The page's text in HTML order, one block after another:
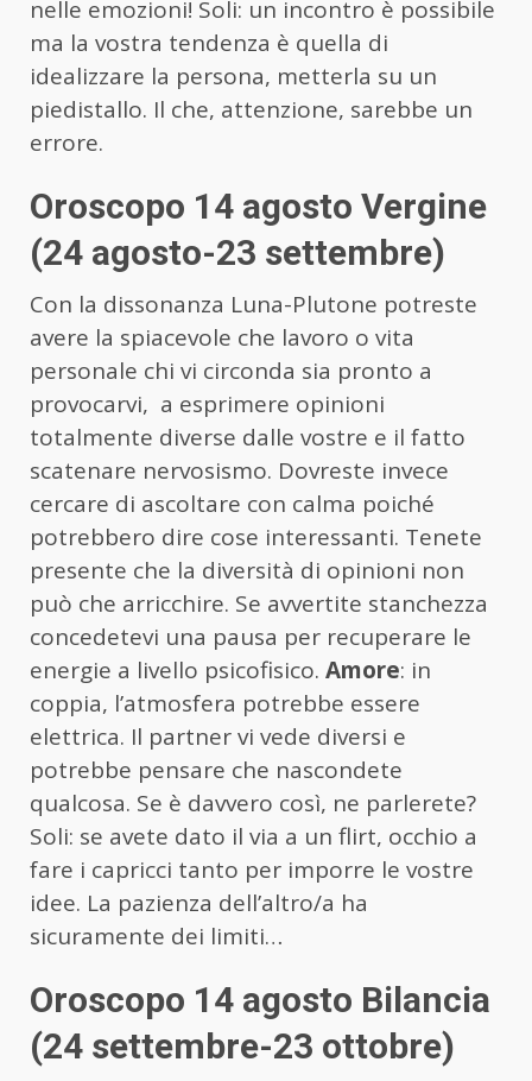
nelle emozioni! Soli: un incontro è possibile
ma la vostra tendenza è quella di
idealizzare la persona, metterla su un
piedistallo. Il che, attenzione, sarebbe un
errore.
Oroscopo 14 agosto Vergine
(24 agosto-23 settembre)
Con la dissonanza Luna-Plutone potreste
avere la spiacevole che lavoro o vita
personale chi vi circonda sia pronto a
provocarvi, a esprimere opinioni
totalmente diverse dalle vostre e il fatto
scatenare nervosismo. Dovreste invece
cercare di ascoltare con calma poiché
potrebbero dire cose interessanti. Tenete
presente che la diversità di opinioni non
può che arricchire. Se avvertite stanchezza
concedetevi una pausa per recuperare le
energie a livello psicofisico. Amore: in
coppia, l’atmosfera potrebbe essere
elettrica. Il partner vi vede diversi e
potrebbe pensare che nascondete
qualcosa. Se è davvero così, ne parlerete?
Soli: se avete dato il via a un flirt, occhio a
fare i capricci tanto per imporre le vostre
idee. La pazienza dell’altro/a ha
sicuramente dei limiti…
Oroscopo 14 agosto Bilancia
(24 settembre-23 ottobre)